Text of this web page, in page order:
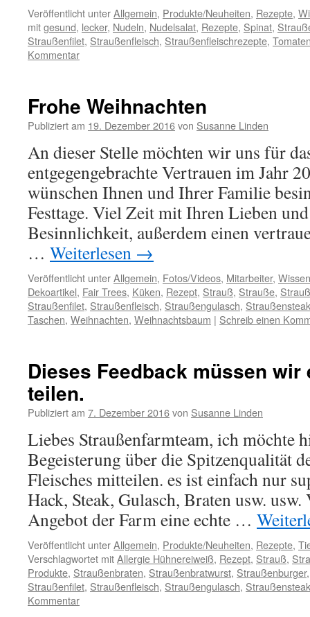
Veröffentlicht unterAllgemein, Produkte/Neuheiten, Rezepte,
mitgesund, lecker, Nudeln, Nudelsalat, Rezepte, Spinat,
Straußenfilet, Straußenfleisch, Straußenfleischrezepte,
Kommentar
Frohe Weihnachten
Publiziert am 19. Dezember 2016von Susanne Linden
An dieser Stelle möchten wir uns für
entgegengebrachte Vertrauen im Jahr
wünschen Ihnen und Ihrer Familie
Festtage. Viel Zeit mit Ihren Lieben
Besinnlichkeit, außerdem einen
… Weiterlesen →
Veröffentlicht unterAllgemein, Fotos/Videos, Mitarbeiter,
Dekoartikel, Fair Trees, Küken, Rezept, Strauß, Strauße,
Straußenfilet, Straußenfleisch, Straußengulasch, Straußensteak
Taschen, Weihnachten, Weihnachtsbaum | Schreib einen
Dieses Feedback müssen
teilen.
Publiziert am 7. Dezember 2016von Susanne Linden
Liebes Straußenfarmteam, ich möchte
Begeisterung über die Spitzenqualität
Fleisches mitteilen. es ist einfach nur
Hack, Steak, Gulasch, Braten usw.
Angebot der Farm eine echte …
Veröffentlicht unterAllgemein, Produkte/Neuheiten, Rezepte,
Verschlagwortet mitAllergie Hühnereiweiß, Rezept, Strauß,
Produkte, Straußenbraten, Straußenbratwurst, Straußenburger
Straußenfilet, Straußenfleisch, Straußengulasch, Straußensteak
Kommentar